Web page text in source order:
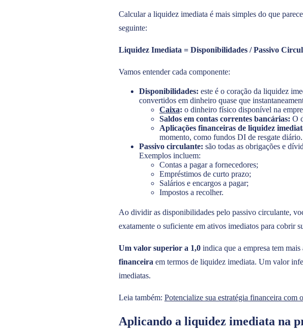
Calcular a liquidez imediata é mais simples do que
seguinte:
Liquidez Imediata = Disponibilidades / Passivo
Vamos entender cada componente:
Disponibilidades: este é o coração da liquidez
convertidos em dinheiro quase que
Caixa: o dinheiro físico disponível na
Saldos em contas correntes bancárias: O
Aplicações financeiras de liquidez
momento, como fundos DI de resgate diário.
Passivo circulante: são todas as obrigações e
Exemplos incluem:
Contas a pagar a fornecedores;
Empréstimos de curto prazo;
Salários e encargos a pagar;
Impostos a recolher.
Ao dividir as disponibilidades pelo passivo circulante,
exatamente o suficiente em ativos imediatos para cobrir
Um valor superior a 1,0indica que a empresa tem
financeira em termos de liquidez imediata. Um valor
imediatas.
Leia também: Potencialize sua estratégia financeira com
Aplicando a liquidez imediata na